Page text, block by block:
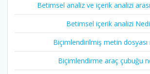
Betimsel analiz ve içerik analizi
Betimsel içerik analizi
Biçimlendirilmiş metin dosyası
Biçimlendirme araç çubuğu